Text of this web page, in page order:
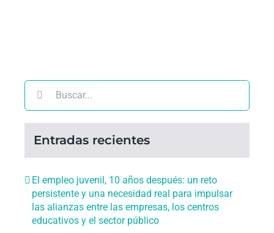
Buscar:
Entradas recientes
El empleo juvenil, 10 años después: un reto
persistente y una necesidad real para impulsar
las alianzas entre las empresas, los centros
educativos y el sector público